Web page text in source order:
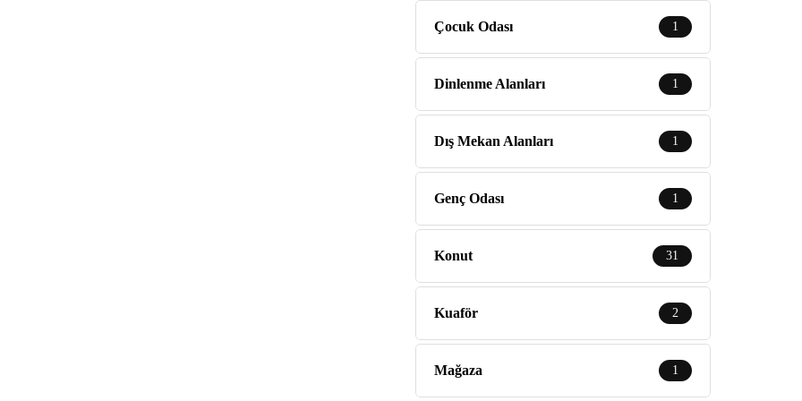
Çocuk Odası 1
Dinlenme Alanları 1
Dış Mekan Alanları 1
Genç Odası 1
Konut 31
Kuaför 2
Mağaza 1